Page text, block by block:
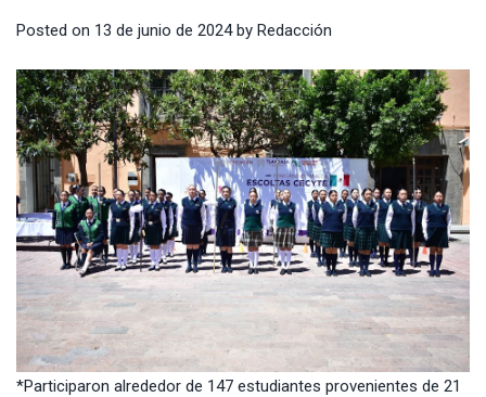
Posted on 13 de junio de 2024by Redacción
*Participaron alrededor de 147 estudiantes provenientes de 21